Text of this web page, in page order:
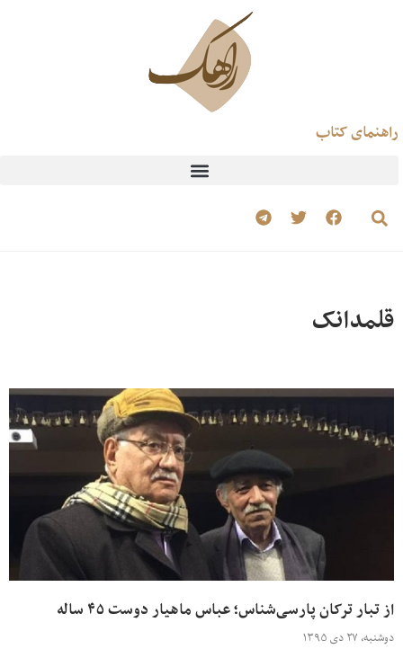
راهنمای کتاب
قلمدانک
از تبار ترکان پارسی‌شناس؛ عباس ماهیار دوست ۴۵ ساله
دوشنبه، ۲۷ دی ۱۳۹۵